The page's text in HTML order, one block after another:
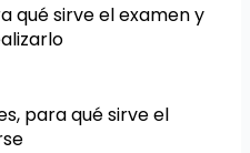
qué sirve el examen y
para qué sirve el